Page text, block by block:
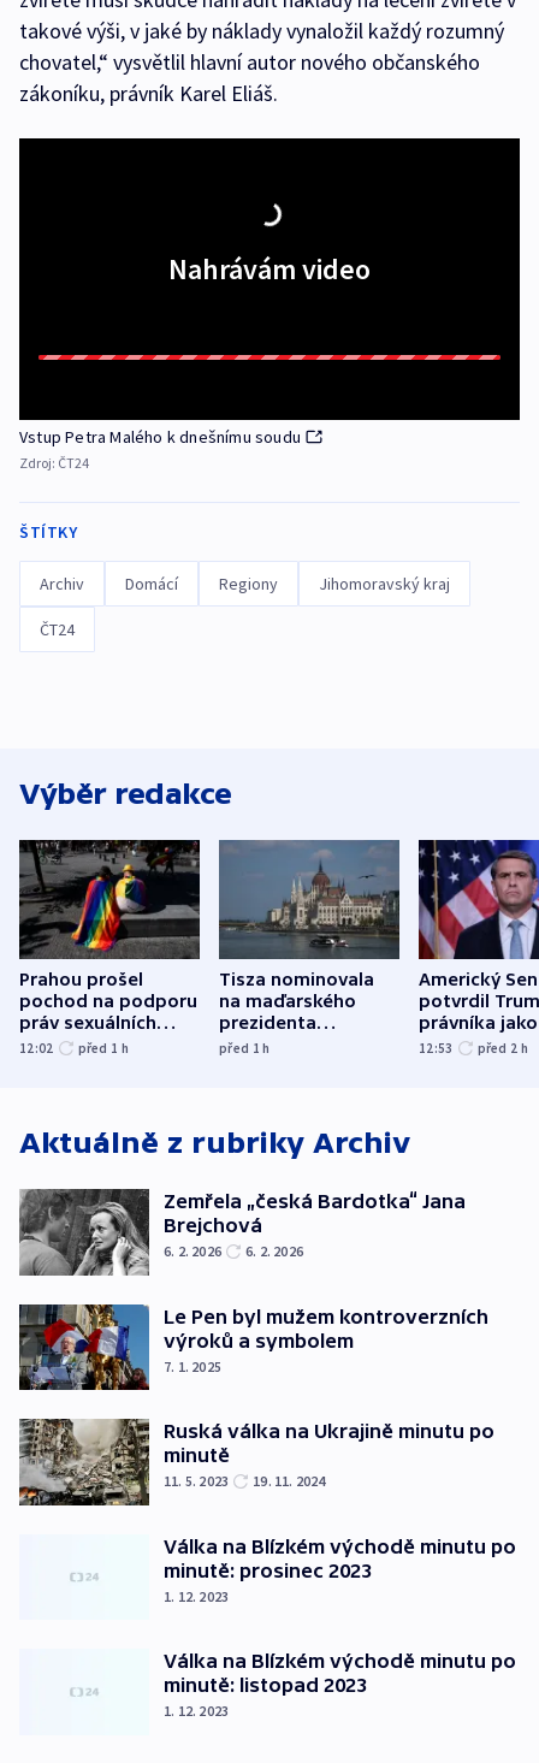
takové výši, v jaké by náklady vynaložil každý rozumný
chovatel,“ vysvětlil hlavní autor nového občanského
zákoníku, právník Karel Eliáš.
Nahrávám video
Vstup Petra Malého k dnešnímu soudu
Zdroj: ČT24
ŠTÍTKY
Archiv Domácí Regiony Jihomoravský kraj
ČT24
Výběr redakce
Prahou prošel
pochod na podporu
práv sexuálních
menšin
12:02 před 1 h
Tisza nominovala
na maďarského
prezidenta
bývalého šéfa
před 1h
Americký
potvrdil
právníka jako
ministra
12:53 před 2 h
Aktuálně z rubriky Archiv
Zemřela „česká Bardotka“ Jana
Brejchová
6. 2. 2026 6. 2. 2026
Le Pen byl mužem kontroverzních
výroků a symbolem
7. 1. 2025
Ruská válka na Ukrajině minutu po
minutě
11. 5. 2023 19. 11. 2024
Válka na Blízkém východě minutu po
minutě: prosinec 2023
1. 12. 2023
Válka na Blízkém východě minutu po
minutě: listopad 2023
1. 12. 2023